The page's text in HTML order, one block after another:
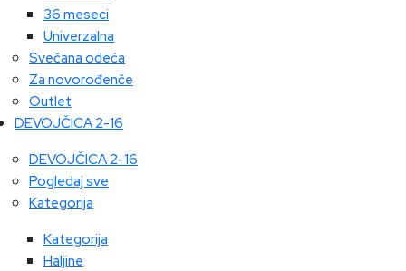
36 meseci
Univerzalna
Svečana odeća
Za novorođenče
Outlet
DEVOJČICA 2-16
DEVOJČICA 2-16
Pogledaj sve
Kategorija
Kategorija
Haljine